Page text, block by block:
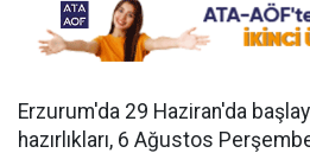
Erzurum'da 29 Haziran'da
hazırlıkları, 6 Ağustos